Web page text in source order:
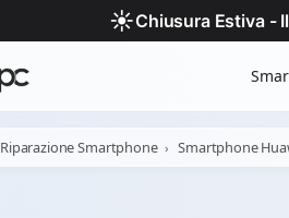
☀️Chiusura Estiva -
Riparazione Smartphone Smartphone